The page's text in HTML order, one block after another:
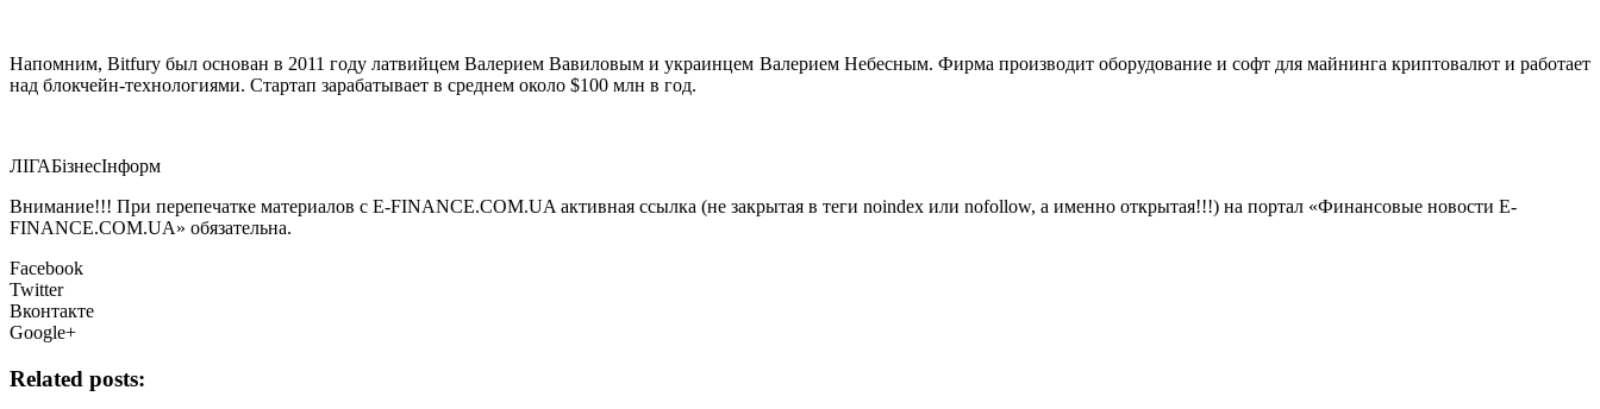
Напомним, Bitfury был основан в 2011 году латвийцем Валерием Вавиловым и украинцем Валерием Небесным. Фирма производит оборудование и софт для майнинга криптовалют и работает
над блокчейн-технологиями. Стартап зарабатывает в среднем около $100 млн в год.
ЛIГАБiзнесIнформ
Внимание!!! При перепечатке материалов с E-FINANCE.COM.UA активная ссылка (не закрытая в теги noindex или nofollow, а именно открытая!!!) на портал «Финансовые новости E-
FINANCE.COM.UA» обязательна.
Facebook
Twitter
Вконтакте
Google+
Related posts: